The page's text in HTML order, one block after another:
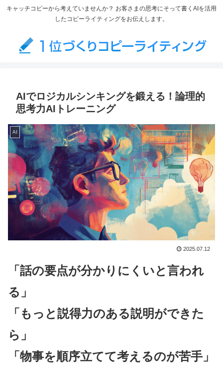
キャッチコピーから考えていませんか？ お客さまの思考にそって書くAIを活用
したコピーライティングをお伝えします。
AIでロジカルシンキングを鍛える！論理的
思考力AIトレーニング
AI
2025.07.12
「話の要点が分かりにくいと言われ
る」
「もっと説得力のある説明ができた
ら」
「物事を順序立てて考えるのが苦手」